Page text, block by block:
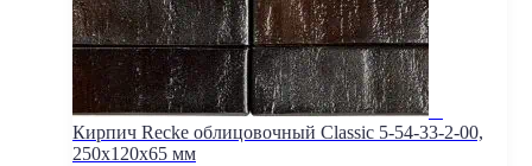
Кирпич Recke облицовочный Classic 5-54-33-2-00,
250x120x65 мм